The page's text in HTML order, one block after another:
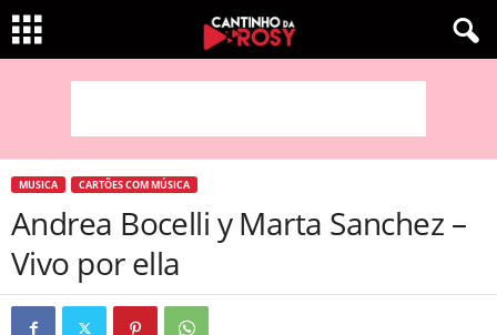
MUSICA CARTÕES COM MÚSICA
Andrea Bocelli y Marta Sanchez –
Vivo por ella